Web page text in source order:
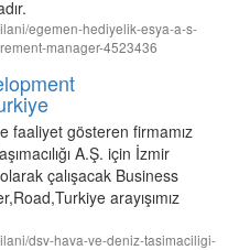
egemen-hediyelik-esya-a-s-
manager-4523436
faaliyet gösteren firmamız
A.Ş. için İzmir
çalışacak Business
arayışımız
dsv-hava-ve-deniz-tasimaciligi-